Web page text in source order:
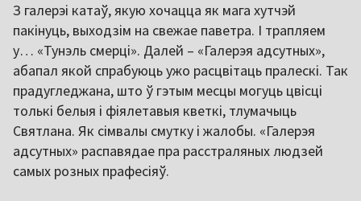
З галерэі катаў, якую хочацца як мага хутчэй
пакінуць, выходзім на свежае паветра. І трапляем
у… «Тунэль смерці». Далей – «Галерэя адсутных»,
абапал якой спрабуюць ужо расцвітаць пралескі. Так
прадугледжана, што ў гэтым месцы могуць цвісці
толькі белыя і фіялетавыя кветкі, тлумачыць
Святлана. Як сімвалы смутку і жалобы. «Галерэя
адсутных» распавядае пра расстраляных людзей
самых розных прафесіяў.